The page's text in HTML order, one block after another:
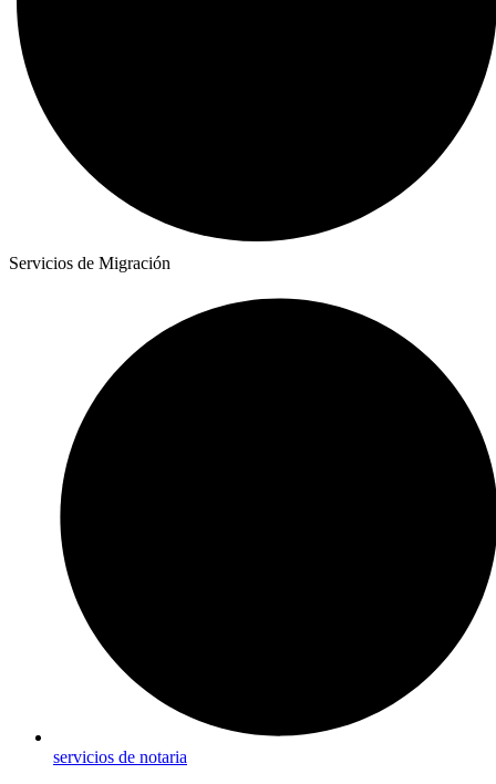
Servicios de Migración
servicios de notaria